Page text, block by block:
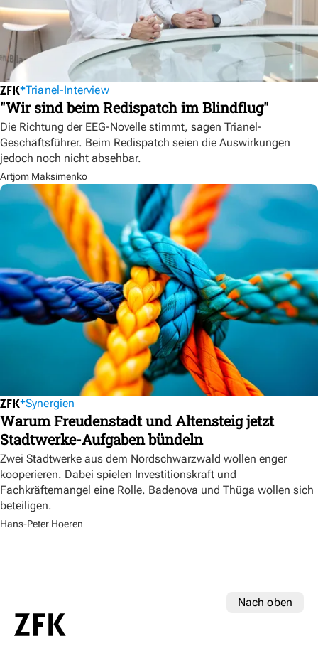
Trianel-Interview
"Wir sind beim Redispatch im Blindflug"
Die Richtung der EEG-Novelle stimmt, sagen Trianel-
Geschäftsführer. Beim Redispatch seien die Auswirkungen
jedoch noch nicht absehbar.
Artjom Maksimenko
Synergien
Warum Freudenstadt und Altensteig jetzt
Stadtwerke-Aufgaben bündeln
Zwei Stadtwerke aus dem Nordschwarzwald wollen enger
kooperieren. Dabei spielen Investitionskraft und
Fachkräftemangel eine Rolle. Badenova und Thüga wollen sich
beteiligen.
Hans-Peter Hoeren
Nach oben